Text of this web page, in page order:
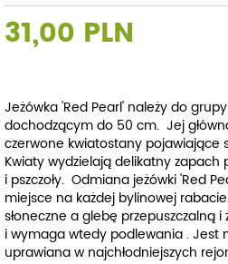
31,00 PLN
Jeżówka 'Red Pearl' należy do
dochodzącym do 50 cm. Jej
czerwone kwiatostany pojawiające
Kwiaty wydzielają delikatny
i pszczoły. Odmiana jeżówki 'Red
miejsce na każdej bylinowej rabacie
słoneczne a glebę przepuszczalną i
i wymaga wtedy podlewania . Jest
uprawiana w najchłodniejszych